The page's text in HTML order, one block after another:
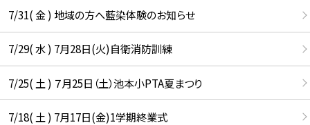
7/31( 金 ) 地域の方へ藍染体験のお知らせ
7/29( 水 ) 7月28日(火)自衛消防訓練
7/25( 土 ) ７月25日（土）池本小PTA夏まつり
7/18( 土 ) 7月17日(金)1学期終業式